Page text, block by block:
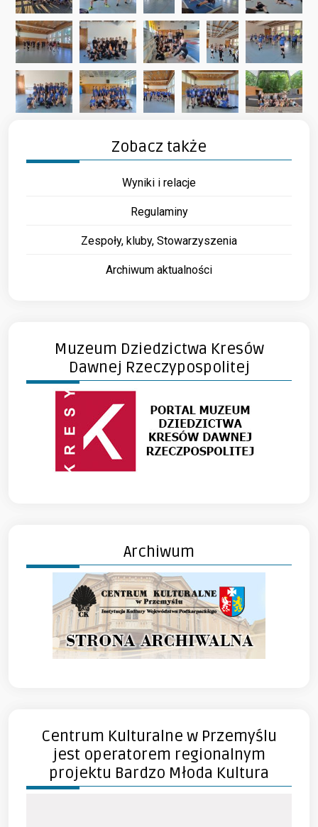
Zobacz także
Wyniki i relacje
Regulaminy
Zespoły, kluby, Stowarzyszenia
Archiwum aktualności
Muzeum Dziedzictwa Kresów
Dawnej Rzeczypospolitej
Archiwum
Centrum Kulturalne w Przemyślu
jest operatorem regionalnym
projektu Bardzo Młoda Kultura